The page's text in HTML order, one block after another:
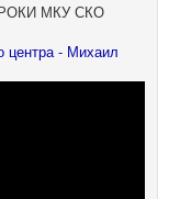
МКУ СКО
центра - Михаил